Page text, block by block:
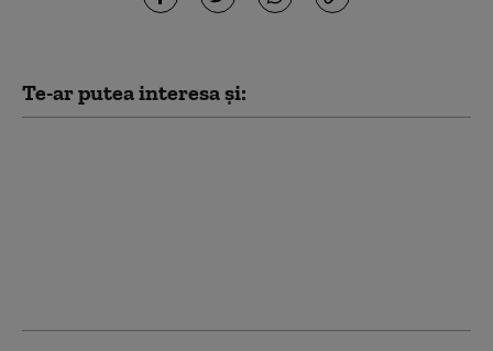
Te-ar putea interesa și: